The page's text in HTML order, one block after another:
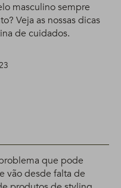
masculino sempre
Veja as nossas dicas
de cuidados.
que pode
vão desde falta de